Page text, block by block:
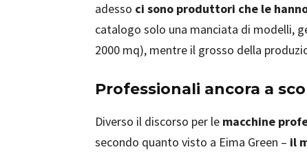
adesso ci sono produttori che le
catalogo solo una manciata di modelli,
2000 mq), mentre il grosso della
Professionali ancora a
Diverso il discorso per le macchine
secondo quanto visto a Eima Green – il